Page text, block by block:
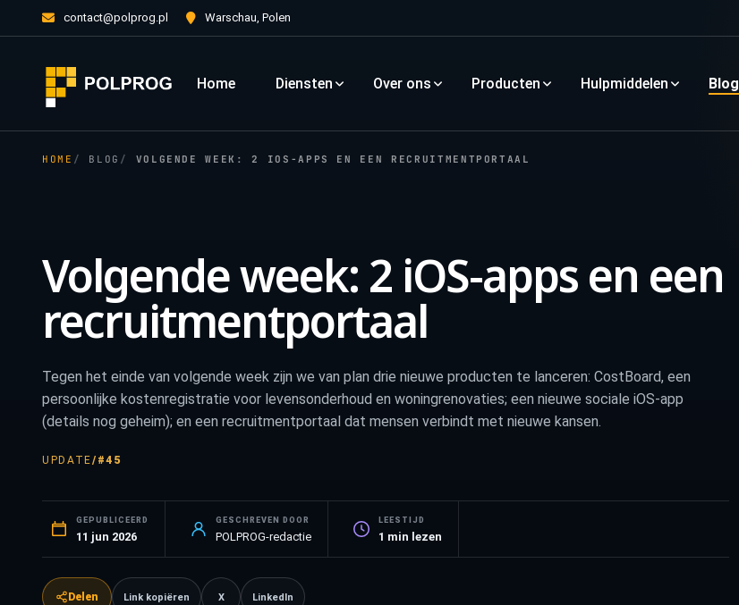
contact@polprog.pl Warschau, Polen
Home Diensten Over ons Producten Hulpmiddelen Blog
HOME BLOG VOLGENDE WEEK: 2 IOS-APPS EN EEN RECRUITMENTPORTAAL
Volgende week: 2 iOS-apps en een
recruitmentportaal
Tegen het einde van volgende week zijn we van plan drie nieuwe producten te lanceren: CostBoard, een
persoonlijke kostenregistratie voor levensonderhoud en woningrenovaties; een nieuwe sociale iOS-app
(details nog geheim); en een recruitmentportaal dat mensen verbindt met nieuwe kansen.
UPDATE/ #45
GEPUBLICEERD
11 jun 2026
GESCHREVEN DOOR
POLPROG-redactie
LEESTIJD
1 min lezen
Delen Link kopiëren X LinkedIn